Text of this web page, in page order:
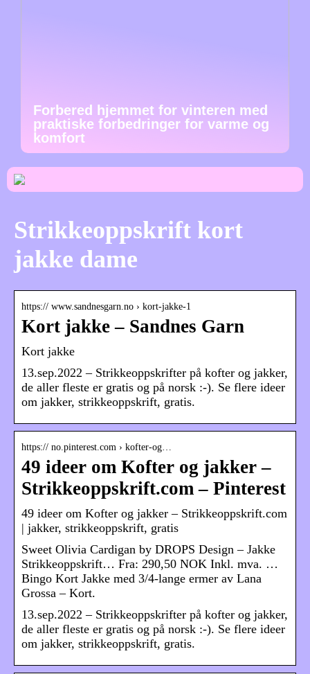
Forbered hjemmet for vinteren med
praktiske forbedringer for varme og
komfort
Strikkeoppskrift kort
jakke dame
https:// www.sandnesgarn.no › kort-jakke-1
Kort jakke – Sandnes Garn
Kort jakke
13.sep.2022 – Strikkeoppskrifter på kofter og jakker,
de aller fleste er gratis og på norsk :-). Se flere ideer
om jakker, strikkeoppskrift, gratis.
https:// no.pinterest.com › kofter-og…
49 ideer om Kofter og jakker –
Strikkeoppskrift.com – Pinterest
49 ideer om Kofter og jakker – Strikkeoppskrift.com
| jakker, strikkeoppskrift, gratis
Sweet Olivia Cardigan by DROPS Design – Jakke
Strikkeoppskrift… Fra: 290,50 NOK Inkl. mva. …
Bingo Kort Jakke med 3/4-lange ermer av Lana
Grossa – Kort.
13.sep.2022 – Strikkeoppskrifter på kofter og jakker,
de aller fleste er gratis og på norsk :-). Se flere ideer
om jakker, strikkeoppskrift, gratis.